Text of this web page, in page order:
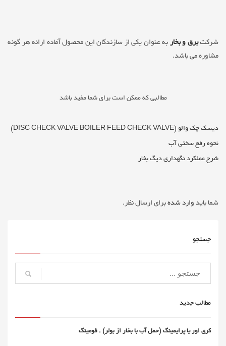
شرکتبرق و بخار به عنوان یکی از سازندگان این محصول آماده ارائه هر گونه
مشاوره می باشد.
مطالبی که ممکن است برای شما مفید باشد
دیسک چک والو (DISC CHECK VALVE BOILER FEED CHECK VALVE)
نحوه رفع سختی آب
شرح عملکرد نگهداری دیگ بخار
شما باید وارد شده برای ارسال نظر.
جستجو
مطالب جدید
کری اور یا پرایمینگ (حمل آب با بخار از بولر) . فومینگ